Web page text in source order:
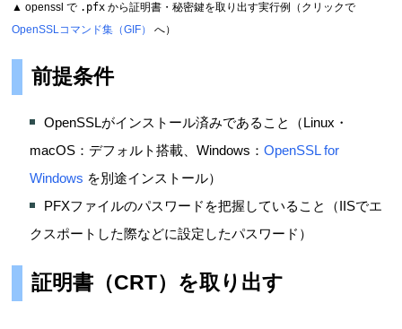
▲ openssl で .pfx から証明書・秘密鍵を取り出す実行例（クリックで
OpenSSLコマンド集（GIF）
へ）
前提条件
OpenSSLがインストール済みであること（Linux・
macOS：デフォルト搭載、Windows：OpenSSL for
Windows を別途インストール）
PFXファイルのパスワードを把握していること（IISでエ
クスポートした際などに設定したパスワード）
証明書（CRT）を取り出す